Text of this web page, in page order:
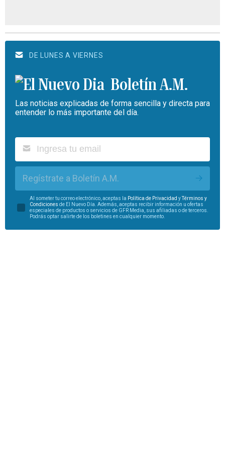
DE LUNES A VIERNES
Boletín A.M.
Las noticias explicadas de forma sencilla y directa para
entender lo más importante del día.
Regístrate a Boletín A.M.
Al someter tu correo electrónico, aceptas la Política de Privacidad yTérminos y
Condiciones de El Nuevo Día. Además, aceptas recibir información u ofertas
especiales de productos o servicios de GFR Media, sus afiliadas o de terceros.
Podrás optar salirte de los boletines en cualquier momento.